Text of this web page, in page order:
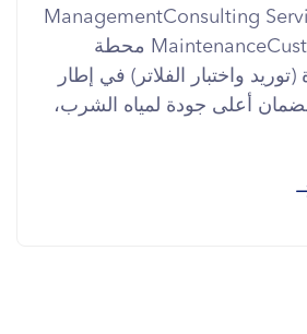
ManagementConsulting
MaintenanceCustom Engineering محطة
واختبار الفلاتر) في إطار
أعلى جودة لمياه الشرب،